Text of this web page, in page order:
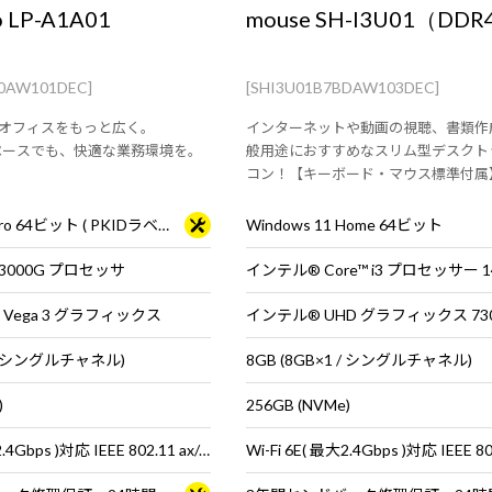
LP-A1A01
フィスをもっと広く。
スでも、快適な業務環境を。
Windows 11 Pro 64ビット ( PKIDラベル貼付対応 )
プロセッサ
3 グラフィックス
ングルチャネル)
Wi-Fi 6E( 最大2.4Gbps )対応 IEEE 802.11 ax/ac/a/b/g/n準拠 ＋ Bluetooth 5内蔵
mouse SH-I3U01（
[SHI3U01B7BDAW103DEC]
インターネットや動画の視聴、書類
般用途におすすめなスリム型デスク
コン！【キーボード・マウス標準付属
Windows 11 Home 64ビット
インテル® Core™ i3 プロセッサー
インテル® UHD グラフィックス
8GB (8GB×1 / シングルチャネル)
256GB (NVMe)